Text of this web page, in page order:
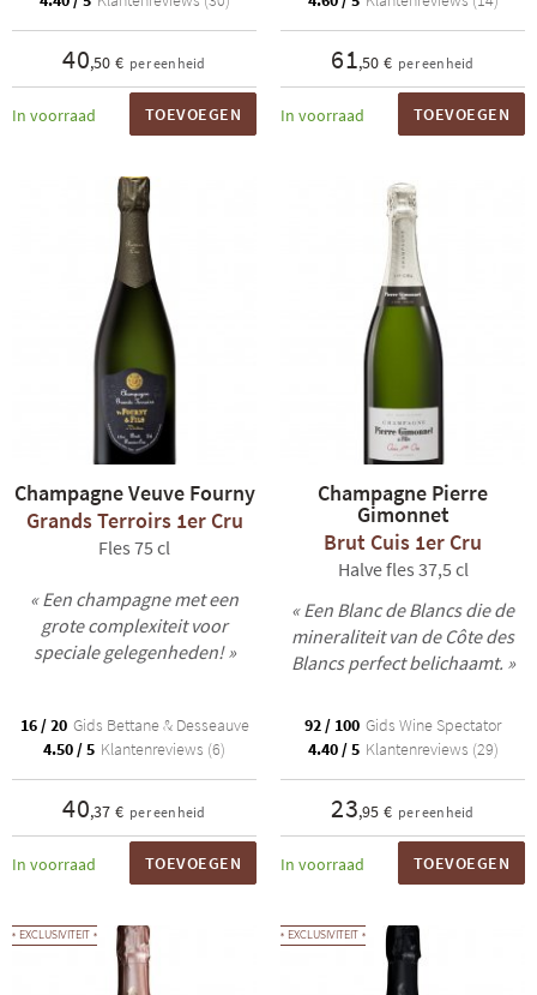
40,50 € per eenheid
In voorraad TOEVOEGEN
61,50 € per eenheid
In voorraad TOEVOEGEN
Champagne Veuve Fourny
Grands Terroirs 1er Cru
Fles 75 cl
« Een champagne met een
grote complexiteit voor
speciale gelegenheden! »
16 / 20 Gids Bettane & Desseauve
4.50 / 5 Klantenreviews (6)
40,37 € per eenheid
In voorraad TOEVOEGEN
Champagne Pierre
Gimonnet
Brut Cuis 1er Cru
Halve fles 37,5 cl
« Een Blanc de Blancs die de
mineraliteit van de Côte des
Blancs perfect belichaamt. »
92 / 100 Gids Wine Spectator
4.40 / 5 Klantenreviews (29)
23,95 € per eenheid
In voorraad TOEVOEGEN
EXCLUSIVITEIT EXCLUSIVITEIT